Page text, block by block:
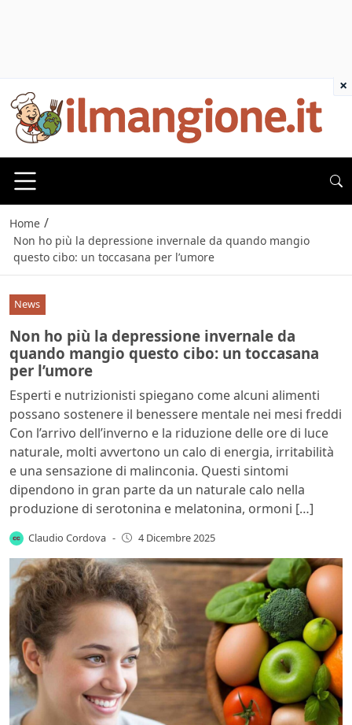
Home /
Non ho più la depressione invernale da quando mangio
questo cibo: un toccasana per l’umore
News
Non ho più la depressione invernale da
quando mangio questo cibo: un toccasana
per l’umore
Esperti e nutrizionisti spiegano come alcuni alimenti
possano sostenere il benessere mentale nei mesi freddi
Con l’arrivo dell’inverno e la riduzione delle ore di luce
naturale, molti avvertono un calo di energia, irritabilità
e una sensazione di malinconia. Questi sintomi
dipendono in gran parte da un naturale calo nella
produzione di serotonina e melatonina, ormoni […]
Claudio Cordova - 4 Dicembre 2025
×